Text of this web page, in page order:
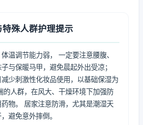
特殊人群护理提示
温调节能力弱， 一定要注意腰腹、
与保暖马甲，避免晨起外出受凉；
少刺激性化妆品使用，以基础保湿为
的人群，在风大、干燥环境下加强防
物。 居家注意防滑，尤其是潮湿天
避免意外摔倒。